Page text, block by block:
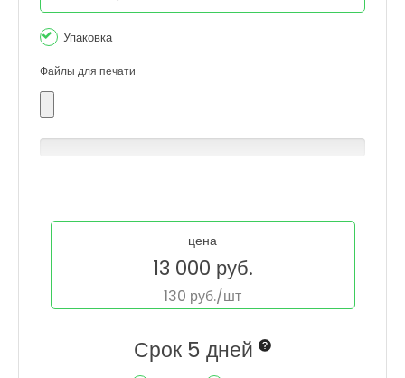
Упаковка
Файлы для печати
цена
13 000 руб.
130 руб./шт
Срок 5 дней